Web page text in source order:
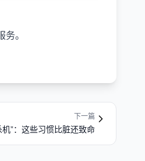
。
下一篇
”：这些习惯比脏还致命